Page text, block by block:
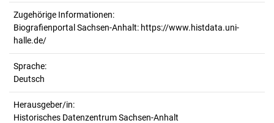
Zugehörige Informationen:
Biografienportal Sachsen-Anhalt: https://www.histdata.uni-
halle.de/
Sprache:
Deutsch
Herausgeber/in:
Historisches Datenzentrum Sachsen-Anhalt